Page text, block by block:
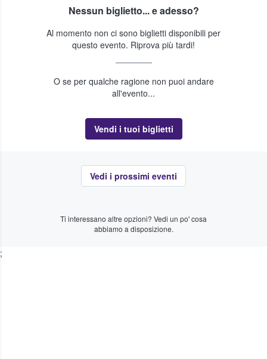
Nessun biglietto... e adesso?
Al momento non ci sono biglietti disponibili per
questo evento. Riprova più tardi!
O se per qualche ragione non puoi andare
all'evento...
Vendi i tuoi biglietti
Vedi i prossimi eventi
Ti interessano altre opzioni? Vedi un po' cosa
abbiamo a disposizione.
;